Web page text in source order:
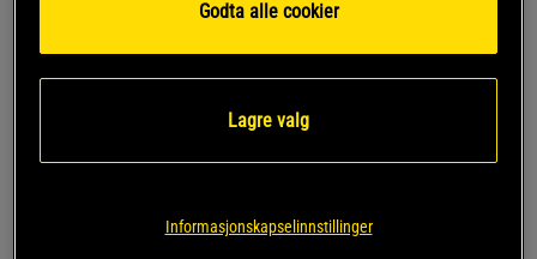
· Energi 228 kcal
· Karbohydrater 12 g
Godta alle cookier
Lagre valg
Informasjonskapselinnstillinger